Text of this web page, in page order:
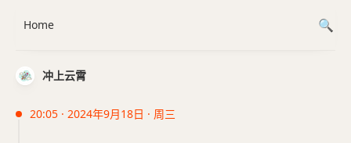
冲上云霄
20:05 · 2024年9月18日 · 周三
Home